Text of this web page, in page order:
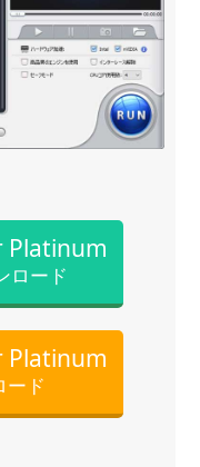
Platinum
ロード
Platinum
ード